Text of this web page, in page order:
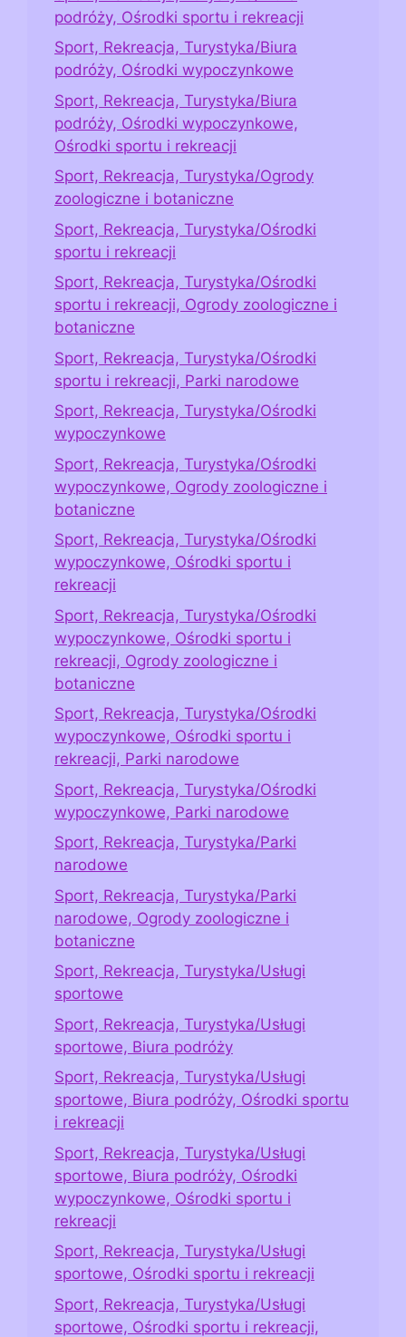
podróży, Ośrodki sportu i rekreacji
Sport, Rekreacja, Turystyka/Biura
podróży, Ośrodki wypoczynkowe
Sport, Rekreacja, Turystyka/Biura
podróży, Ośrodki wypoczynkowe,
Ośrodki sportu i rekreacji
Sport, Rekreacja, Turystyka/Ogrody
zoologiczne i botaniczne
Sport, Rekreacja, Turystyka/Ośrodki
sportu i rekreacji
Sport, Rekreacja, Turystyka/Ośrodki
sportu i rekreacji, Ogrody zoologiczne i
botaniczne
Sport, Rekreacja, Turystyka/Ośrodki
sportu i rekreacji, Parki narodowe
Sport, Rekreacja, Turystyka/Ośrodki
wypoczynkowe
Sport, Rekreacja, Turystyka/Ośrodki
wypoczynkowe, Ogrody zoologiczne i
botaniczne
Sport, Rekreacja, Turystyka/Ośrodki
wypoczynkowe, Ośrodki sportu i
rekreacji
Sport, Rekreacja, Turystyka/Ośrodki
wypoczynkowe, Ośrodki sportu i
rekreacji, Ogrody zoologiczne i
botaniczne
Sport, Rekreacja, Turystyka/Ośrodki
wypoczynkowe, Ośrodki sportu i
rekreacji, Parki narodowe
Sport, Rekreacja, Turystyka/Ośrodki
wypoczynkowe, Parki narodowe
Sport, Rekreacja, Turystyka/Parki
narodowe
Sport, Rekreacja, Turystyka/Parki
narodowe, Ogrody zoologiczne i
botaniczne
Sport, Rekreacja, Turystyka/Usługi
sportowe
Sport, Rekreacja, Turystyka/Usługi
sportowe, Biura podróży
Sport, Rekreacja, Turystyka/Usługi
sportowe, Biura podróży, Ośrodki sportu
i rekreacji
Sport, Rekreacja, Turystyka/Usługi
sportowe, Biura podróży, Ośrodki
wypoczynkowe, Ośrodki sportu i
rekreacji
Sport, Rekreacja, Turystyka/Usługi
sportowe, Ośrodki sportu i rekreacji
Sport, Rekreacja, Turystyka/Usługi
sportowe, Ośrodki sportu i rekreacji,